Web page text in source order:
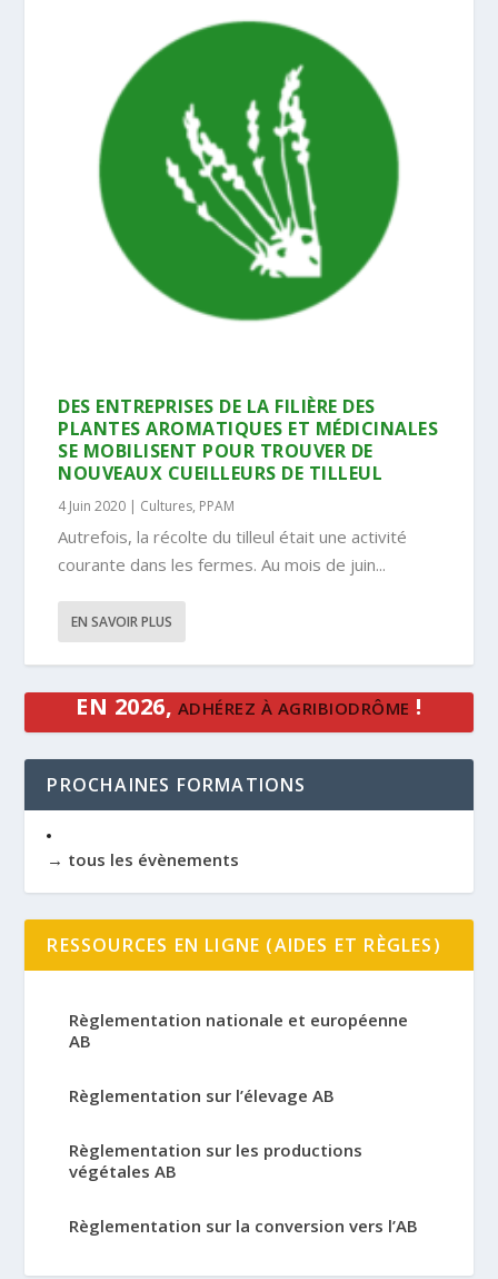
DES ENTREPRISES DE LA FILIÈRE DES
PLANTES AROMATIQUES ET MÉDICINALES
SE MOBILISENT POUR TROUVER DE
NOUVEAUX CUEILLEURS DE TILLEUL
4 Juin 2020 | Cultures, PPAM
Autrefois, la récolte du tilleul était une activité
courante dans les fermes. Au mois de juin...
EN SAVOIR PLUS
EN 2026, ADHÉREZ À AGRIBIODRÔME !
PROCHAINES FORMATIONS
→ tous les évènements
RESSOURCES EN LIGNE (AIDES ET RÈGLES)
Règlementation nationale et européenne
AB
Règlementation sur l’élevage AB
Règlementation sur les productions
végétales AB
Règlementation sur la conversion vers l’AB